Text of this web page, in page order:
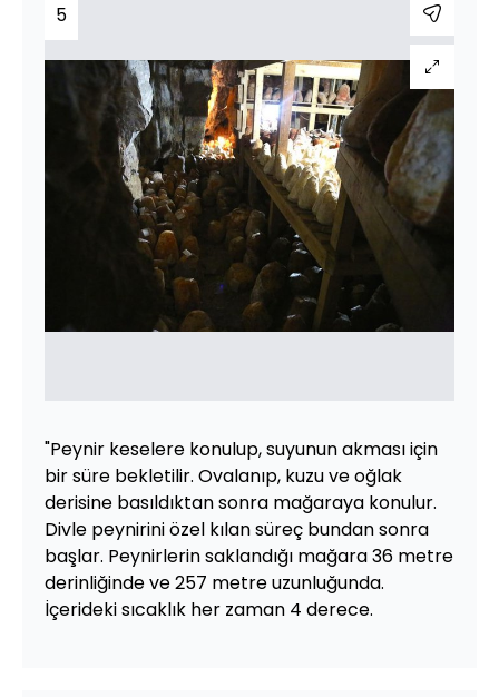
5
"Peynir keselere konulup, suyunun akması için
bir süre bekletilir. Ovalanıp, kuzu ve oğlak
derisine basıldıktan sonra mağaraya konulur.
Divle peynirini özel kılan süreç bundan sonra
başlar. Peynirlerin saklandığı mağara 36 metre
derinliğinde ve 257 metre uzunluğunda.
İçerideki sıcaklık her zaman 4 derece.